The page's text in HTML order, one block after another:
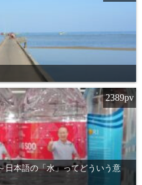
本語の「水」ってどういう意
2389pv